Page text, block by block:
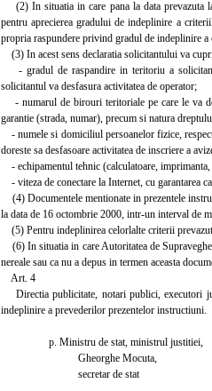
(2) In situatia in care pana la data prevazuta
pentru aprecierea gradului de indeplinire a
propria raspundere privind gradul de indeplinire
(3) In acest sens declaratia solicitantului va
- gradul de raspandire in teritoriu a
solicitantul va desfasura activitatea de operator;
- numarul de birouri teritoriale pe care le va
garantie (strada, numar), precum si natura
- numele si domiciliul persoanelor fizice,
doreste sa desfasoare activitatea de inscriere a
- echipamentul tehnic (calculatoare,
- viteza de conectare la Internet, cu garantarea
(4) Documentele mentionate in prezentele
la data de 16 octombrie 2000, intr-un interval de
(5) Pentru indeplinirea celorlalte criterii
(6) In situatia in care Autoritatea de
nereale sau ca nu a depus in termen aceasta
Art. 4
Directia publicitate, notari publici, executori
indeplinire a prevederilor prezentelor instructiuni.
p. Ministru de stat, ministrul justitiei,
Gheorghe Mocuta,
secretar de stat